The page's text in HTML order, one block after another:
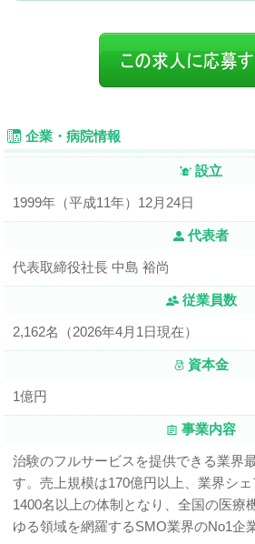
企業・病院情報
設立
1999年（平成11年）12月24日
代表者
代表取締役社長 中島 裕尚
従業員数
2,162名（2026年4月1日現在）
資本金
1億円
事業内容
治験のフルサービスを提供できる業界
す。売上規模は170億円以上、業界シ
1400名以上の体制となり、全国の医療
ゆる領域を網羅するSMO業界のNo1企